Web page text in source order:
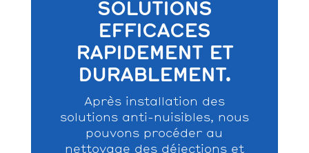
SOLUTIONS
EFFICACES
RAPIDEMENT ET
DURABLEMENT.
Après installation des
solutions anti-nuisibles, nous
pouvons procéder au
nettoyage des déjections et